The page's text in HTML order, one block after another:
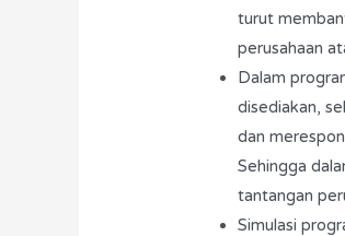
turut
perusahaan
Dalam
disediakan,
dan
Sehingga
tantangan
Simulasi